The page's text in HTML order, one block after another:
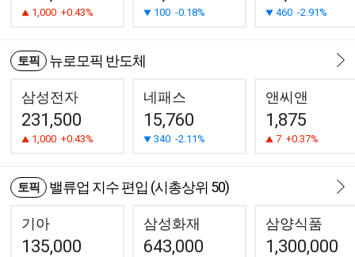
1,000 +0.43% 100 -0.18% 460 -2.91%
토픽 뉴로모픽 반도체
삼성전자
231,500
1,000 +0.43%
네패스
15,760
340 -2.11%
앤씨앤
1,875
7 +0.37%
토픽 밸류업 지수 편입 (시총상위 50)
기아
135,000
삼성화재
643,000
삼양식품
1,300,000